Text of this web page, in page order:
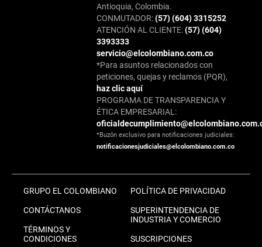
Antioquia, Colombia.
CONMUTADOR:(57) (604) 3315252
ATENCIÓN AL CLIENTE:(57) (604)
3393333
servicio@elcolombiano.com.co
*Para asuntos relacionados con
peticiones, quejas y reclamos (PQR),
haz clic aquí
PROGRAMA DE TRANSPARENCIA Y
ÉTICA EMPRESARIAL:
*Buzón exclusivo para notificaciones judiciales:
notificacionesjudiciales@elcolombiano.com.co
GRUPO EL COLOMBIANO
CONTÁCTANOS
TÉRMINOS Y
CONDICIONES
POLÍTICA DE PRIVACIDAD
SUPERINTENDENCIA DE
INDUSTRIA Y COMERCIO
SUSCRIPCIONES